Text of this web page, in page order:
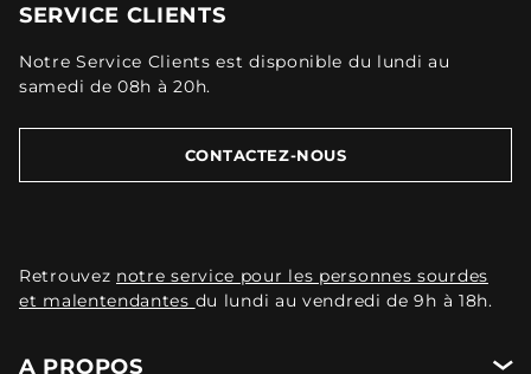
SERVICE CLIENTS
Notre Service Clients est disponible du lundi au
samedi de 08h à 20h.
CONTACTEZ-NOUS
Retrouvez notre service pour les personnes sourdes
et malentendantes du lundi au vendredi de 9h à 18h.
A PROPOS